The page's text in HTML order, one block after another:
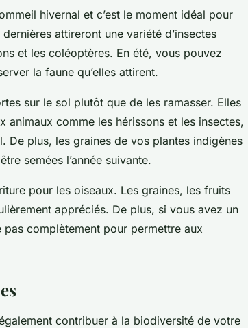
hivernal et c’est le moment idéal pour
attireront une variété d’insectes
et les coléoptères. En été, vous pouvez
la faune qu’elles attirent.
sur le sol plutôt que de les ramasser. Elles
comme les hérissons et les insectes,
De plus, les graines de vos plantes indigènes
semées l’année suivante.
pour les oiseaux. Les graines, les fruits
appréciés. De plus, si vous avez un
complètement pour permettre aux
contribuer à la biodiversité de votre